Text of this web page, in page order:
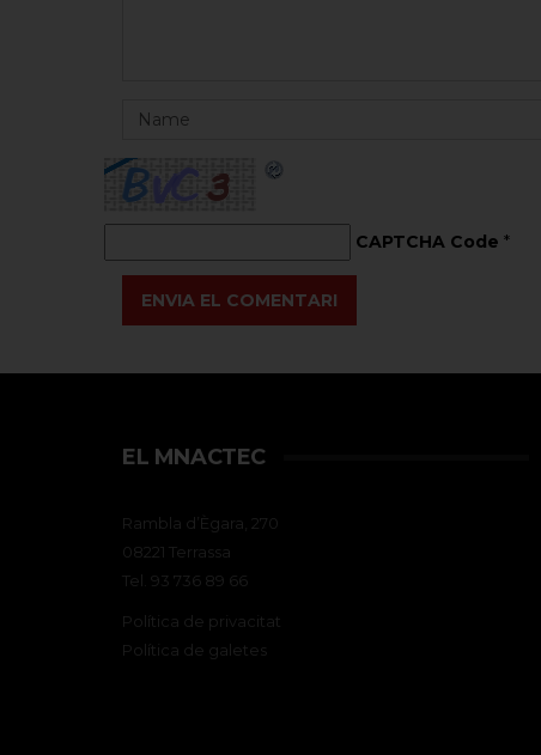
CAPTCHA Code *
ENVIA EL COMENTARI
EL MNACTEC
Rambla d’Ègara, 270
08221 Terrassa
Tel. 93 736 89 66
Política de privacitat
Política de galetes